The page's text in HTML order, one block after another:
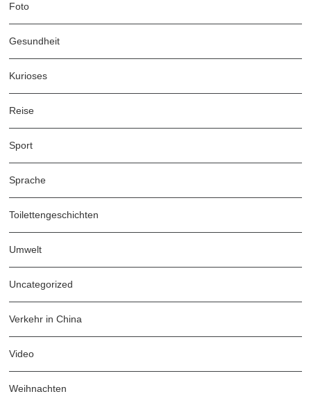
Foto
Gesundheit
Kurioses
Reise
Sport
Sprache
Toilettengeschichten
Umwelt
Uncategorized
Verkehr in China
Video
Weihnachten